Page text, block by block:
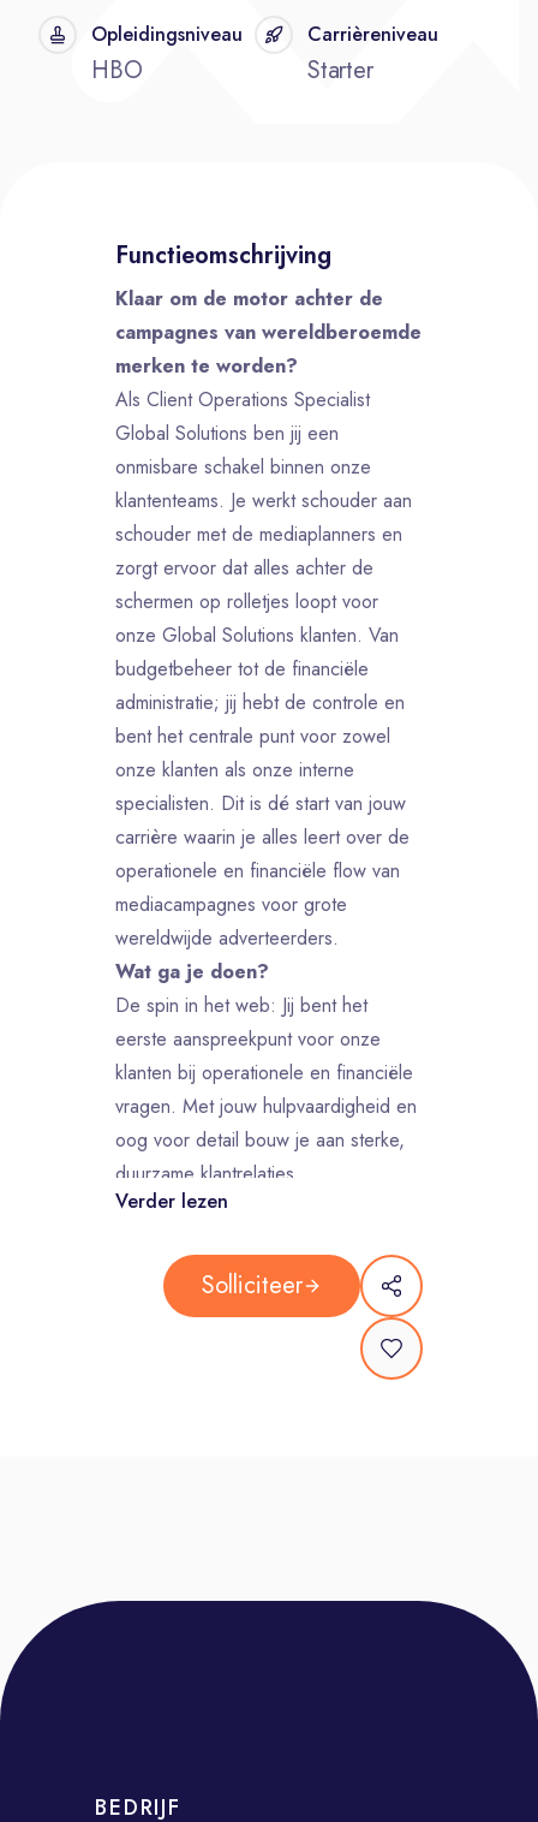
Opleidingsniveau
HBO
Carrièreniveau
Starter
Functieomschrijving
Klaar om de motor achter de
campagnes van wereldberoemde
merken te worden?
Als Client Operations Specialist
Global Solutions ben jij een
onmisbare schakel binnen onze
klantenteams. Je werkt schouder aan
schouder met de mediaplanners en
zorgt ervoor dat alles achter de
schermen op rolletjes loopt voor
onze Global Solutions klanten. Van
budgetbeheer tot de financiële
administratie; jij hebt de controle en
bent het centrale punt voor zowel
onze klanten als onze interne
specialisten. Dit is dé start van jouw
carrière waarin je alles leert over de
operationele en financiële flow van
mediacampagnes voor grote
wereldwijde adverteerders.
Wat ga je doen?
De spin in het web: Jij bent het
eerste aanspreekpunt voor onze
klanten bij operationele en financiële
vragen. Met jouw hulpvaardigheid en
oog voor detail bouw je aan sterke,
duurzame klantrelaties.
Operationele coördinatie: Je
werkzaamheden en zorgt dat de
campagnes van onze klanten
vlekkeloos verlopen. Je schakelt
continu met onze mediaspecialisten,
rapportages.
Probleemoplosser: Loopt er iets niet
Verder lezen
Solliciteer
BEDRIJF